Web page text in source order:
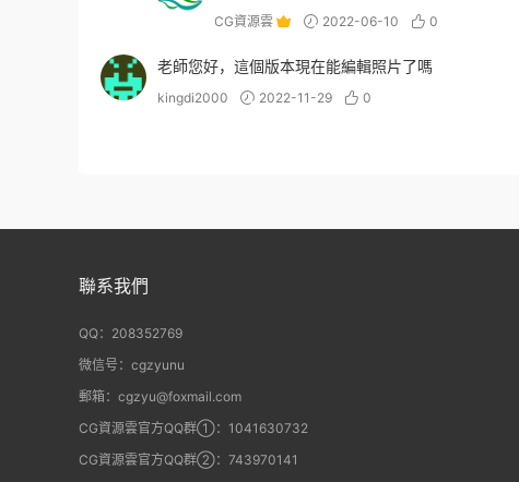
CG資源雲 2022-06-10 0
老師您好，這個版本現在能編輯照片了嗎
kingdi2000 2022-11-29 0
聯系我們
QQ：208352769
微信号：cgzyunu
郵箱：cgzyu@foxmail.com
CG資源雲官方QQ群①：1041630732
CG資源雲官方QQ群②：743970141